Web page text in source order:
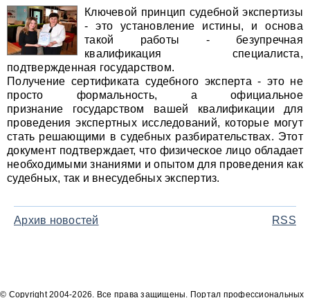
Ключевой принцип судебной экспертизы
- это установление истины, и основа
такой работы - безупречная
квалификация специалиста,
подтвержденная государством.
Получение сертификата судебного эксперта - это не
просто формальность, а официальное
признание государством вашей квалификации для
проведения экспертных исследований, которые могут
стать решающими в судебных разбирательствах. Этот
документ подтверждает, что физическое лицо обладает
необходимыми знаниями и опытом для проведения как
судебных, так и внесудебных экспертиз.
Архив новостей RSS
© Copyright 2004-2026. Все права защищены. Портал профессиональных